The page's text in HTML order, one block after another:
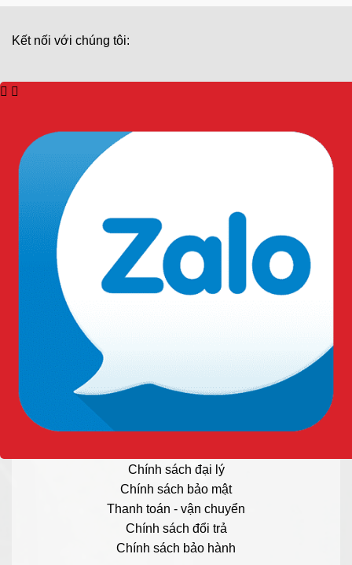
Kết nối với chúng tôi:
HỖ TRỢ KHÁCH HÀNG
TƯ VẤN KỸ THUẬT:
Hotline: 0909.568.729
TƯ VẤN SẢN PHẨM:
Hotline: 0909.568.729
Chính sách đại lý
Chính sách bảo mật
Thanh toán - vận chuyển
Chính sách đổi trả
Chính sách bảo hành